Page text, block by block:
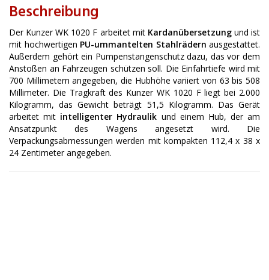
Beschreibung
Der Kunzer WK 1020 F arbeitet mit Kardanübersetzungund ist
mit hochwertigen PU-ummantelten Stahlrädern ausgestattet.
Außerdem gehört ein Pumpenstangenschutz dazu, das vor dem
Anstoßen an Fahrzeugen schützen soll. Die Einfahrtiefe wird mit
700 Millimetern angegeben, die Hubhöhe variiert von 63 bis 508
Millimeter. Die Tragkraft des Kunzer WK 1020 F liegt bei 2.000
Kilogramm, das Gewicht beträgt 51,5 Kilogramm. Das Gerät
arbeitet mit intelligenter Hydraulik und einem Hub, der am
Ansatzpunkt des Wagens angesetzt wird. Die
Verpackungsabmessungen werden mit kompakten 112,4 x 38 x
24 Zentimeter angegeben.